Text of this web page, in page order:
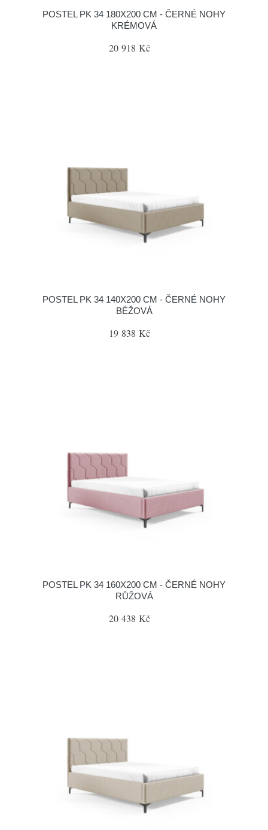
POSTEL PK 34 180X200 CM - ČERNÉ NOHY
KRÉMOVÁ
20 918 Kč
POSTEL PK 34 140X200 CM - ČERNÉ NOHY
BÉŽOVÁ
19 838 Kč
POSTEL PK 34 160X200 CM - ČERNÉ NOHY
RŮŽOVÁ
20 438 Kč